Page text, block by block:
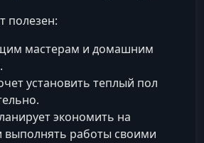
полезен:
мастерам и домашним
установить теплый пол
экономить на
выполнять работы своими